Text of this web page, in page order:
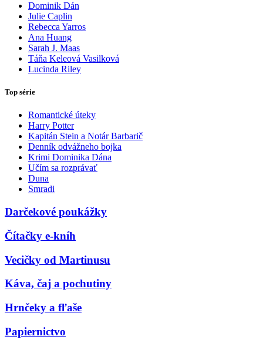
Dominik Dán
Julie Caplin
Rebecca Yarros
Ana Huang
Sarah J. Maas
Táňa Keleová Vasilková
Lucinda Riley
Top série
Romantické úteky
Harry Potter
Kapitán Stein a Notár Barbarič
Denník odvážneho bojka
Krimi Dominika Dána
Učím sa rozprávať
Duna
Smradi
Darčekové poukážky
Čítačky e-kníh
Vecičky od Martinusu
Káva, čaj a pochutiny
Hrnčeky a fľaše
Papiernictvo